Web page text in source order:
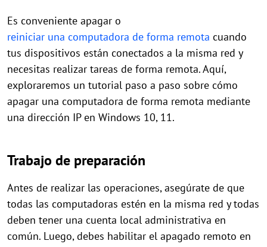
Es conveniente apagar o
reiniciar una computadora de forma remota cuando
tus dispositivos están conectados a la misma red y
necesitas realizar tareas de forma remota. Aquí,
exploraremos un tutorial paso a paso sobre cómo
apagar una computadora de forma remota mediante
una dirección IP en Windows 10, 11.
Trabajo de preparación
Antes de realizar las operaciones, asegúrate de que
todas las computadoras estén en la misma red y todas
deben tener una cuenta local administrativa en
común. Luego, debes habilitar el apagado remoto en